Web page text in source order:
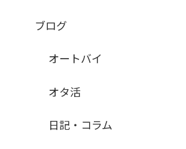
ブログ
オートバイ
オタ活
日記・コラム